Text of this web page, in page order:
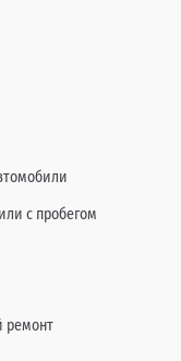
с пробегом
ремонт